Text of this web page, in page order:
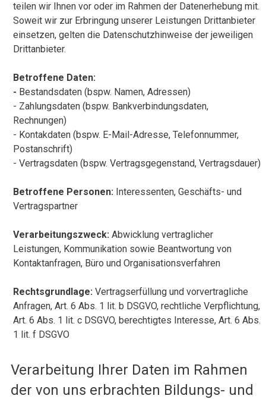
teilen wir Ihnen vor oder im Rahmen der Datenerhebung mit.
Soweit wir zur Erbringung unserer Leistungen Drittanbieter
einsetzen, gelten die Datenschutzhinweise der jeweiligen
Drittanbieter.
Betroffene Daten:
- Bestandsdaten (bspw. Namen, Adressen)
- Zahlungsdaten (bspw. Bankverbindungsdaten,
Rechnungen)
- Kontakdaten (bspw. E-Mail-Adresse, Telefonnummer,
Postanschrift)
- Vertragsdaten (bspw. Vertragsgegenstand, Vertragsdauer)
Betroffene Personen: Interessenten, Geschäfts- und
Vertragspartner
Verarbeitungszweck: Abwicklung vertraglicher
Leistungen, Kommunikation sowie Beantwortung von
Kontaktanfragen, Büro und Organisationsverfahren
Rechtsgrundlage: Vertragserfüllung und vorvertragliche
Anfragen, Art. 6 Abs. 1 lit. b DSGVO, rechtliche Verpflichtung,
Art. 6 Abs. 1 lit. c DSGVO, berechtigtes Interesse, Art. 6 Abs.
1 lit. f DSGVO
Verarbeitung Ihrer Daten im Rahmen
der von uns erbrachten Bildungs- und